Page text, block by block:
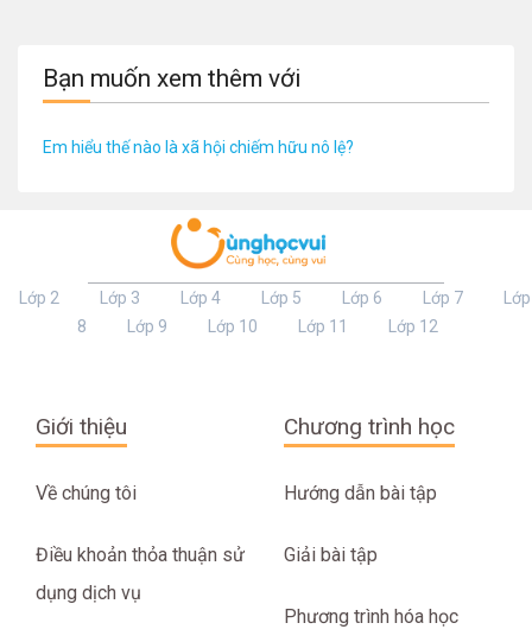
Bạn muốn xem thêm với
Em hiểu thế nào là xã hội chiếm hữu nô lệ?
Lớp 2 Lớp 3 Lớp 4 Lớp 5 Lớp 6 Lớp 7
Lớp
8
Lớp 9 Lớp 10 Lớp 11 Lớp 12
Giới thiệu
Về chúng tôi
Điều khoản thỏa thuận sử
dụng dịch vụ
Chương trình học
Hướng dẫn bài tập
Giải bài tập
Phương trình hóa học